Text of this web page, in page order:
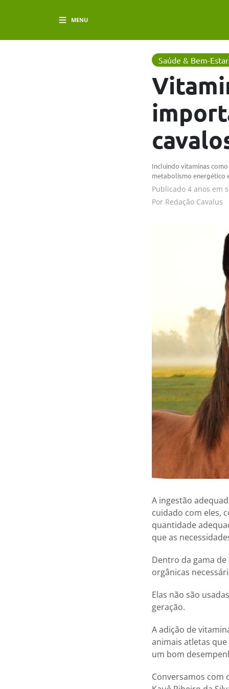
MENU
Saúde & Bem-Estar
Incluindo vitaminas
metabolismo energético
Publicado 4 anos em
Por Redação Cavalus
A ingestão
cuidado com eles,
quantidade
que as
Dentro da gama
orgânicas
Elas não são
geração.
A adição de
animais atletas
um bom
Conversamos com